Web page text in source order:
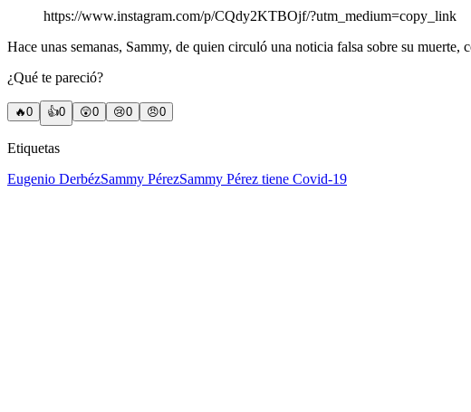
https://www.instagram.com/p/CQdy2KTBOjf/?utm_medium=copy_link
Hace unas semanas, Sammy, de quien circuló una noticia falsa sobre su
¿Qué te pareció?
🔥0 👍0 😲0 😢0 😠0
Etiquetas
Eugenio DerbézSammy PérezSammy Pérez tiene Covid-19